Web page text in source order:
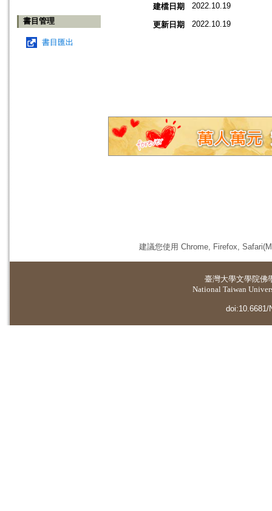
書目管理
書目匯出
建檔日期 2022.10.19
更新日期 2022.10.19
建議您使用 Chrome, Firefox,
臺灣大學文學院佛
National Taiwan
doi:10.6681/